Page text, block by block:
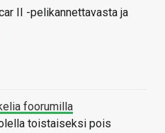
II -pelikannettavasta ja
foorumilla
toistaiseksi pois